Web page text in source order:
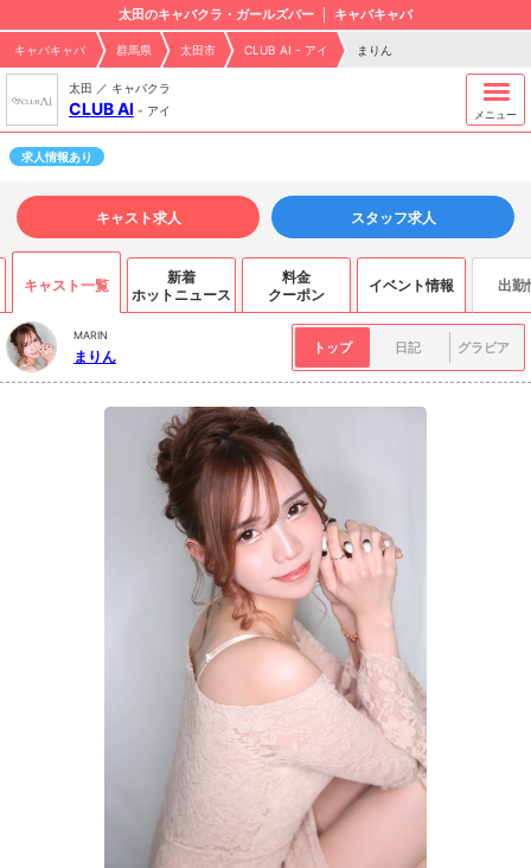
太田のキャバクラ・ガールズバー キャバキャバ
キャバキャバ 群馬県 太田市 CLUB AI - アイ まりん
太田 ／ キャバクラ
CLUB AI - アイ メニュー
求人情報あり
キャスト求人 スタッフ求人
キャスト一覧
新着
ホットニュース
料金
クーポン
イベント情報 出勤
MARIN
まりん トップ 日記 グラビア